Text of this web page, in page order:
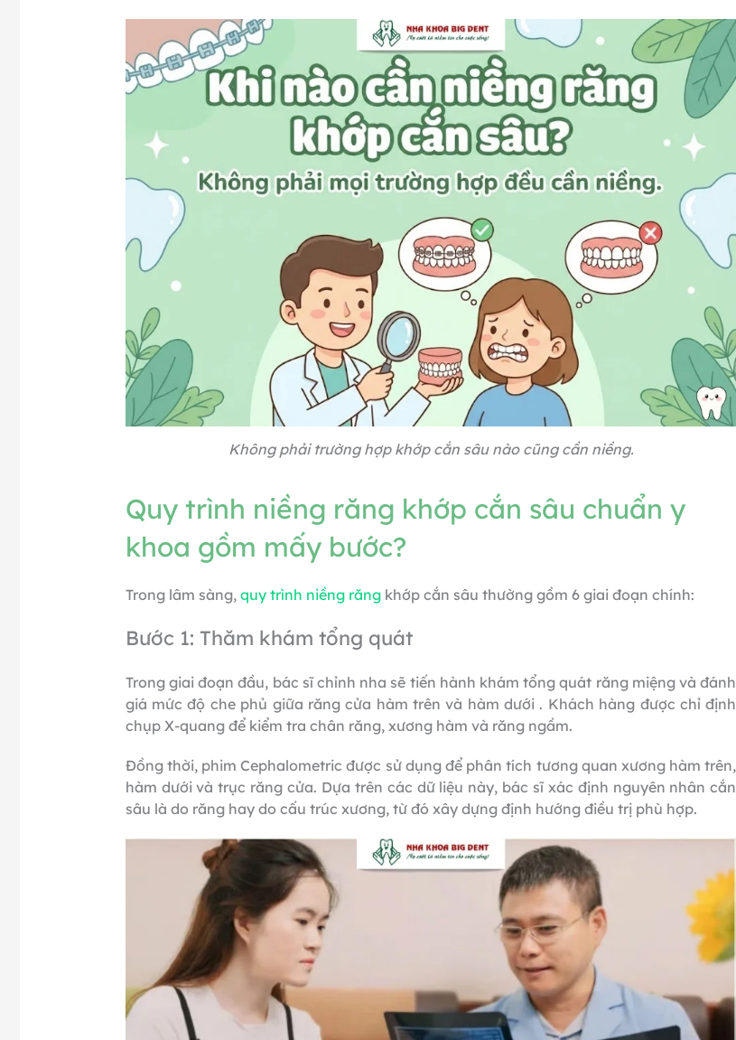
Không phải trường hợp khớp cắn sâu nào cũng cần niềng.
Quy trình niềng răng khớp cắn sâu chuẩn y
khoa gồm mấy bước?
Trong lâm sàng, quy trình niềng răngkhớp cắn sâu thường gồm 6 giai đoạn chính:
Bước 1: Thăm khám tổng quát
Trong giai đoạn đầu, bác sĩ chỉnh nha sẽ tiến hành khám tổng quát răng miệng và đánh
giá mức độ che phủ giữa răng cửa hàm trên và hàm dưới . Khách hàng được chỉ định
chụp X-quang để kiểm tra chân răng, xương hàm và răng ngầm.
Đồng thời, phim Cephalometric được sử dụng để phân tích tương quan xương hàm trên,
hàm dưới và trục răng cửa. Dựa trên các dữ liệu này, bác sĩ xác định nguyên nhân cắn
sâu là do răng hay do cấu trúc xương, từ đó xây dựng định hướng điều trị phù hợp.